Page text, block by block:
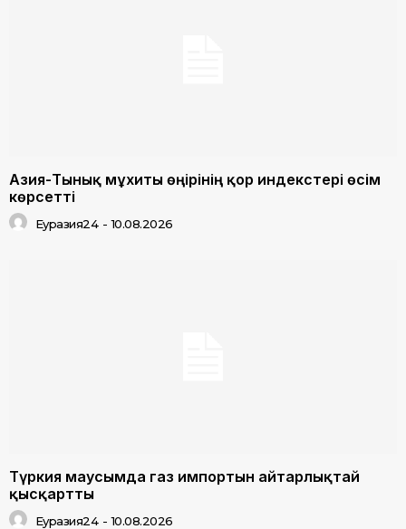
Азия-Тынық мұхиты өңірінің қор индекстері өсім
көрсетті
Еуразия24 - 10.08.2026
Түркия маусымда газ импортын айтарлықтай
қысқартты
Еуразия24 - 10.08.2026